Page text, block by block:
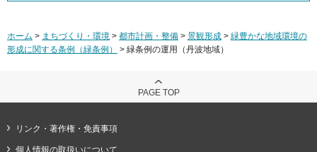
ホーム > まちづくり・環境 > 都市計画・整備 > 景観形成 > 緑豊かな地域環境の
形成に関する条例（緑条例）
> 緑条例の運用（丹波地域）
PAGE TOP
リンク・著作権・免責事項
個人情報の取扱いについて